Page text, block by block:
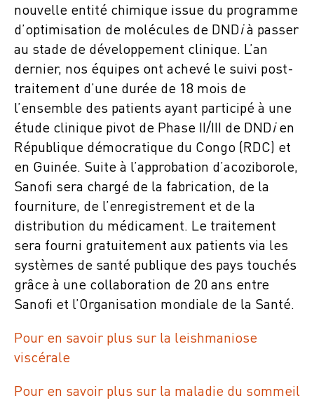
nouvelle entité chimique issue du programme
d’optimisation de molécules de DNDià passer
au stade de développement clinique. L’an
dernier, nos équipes ont achevé le suivi post-
traitement d’une durée de 18 mois de
l’ensemble des patients ayant participé à une
étude clinique pivot de Phase II/III de DNDien
République démocratique du Congo (RDC) et
en Guinée. Suite à l’approbation d’acoziborole,
Sanofi sera chargé de la fabrication, de la
fourniture, de l’enregistrement et de la
distribution du médicament. Le traitement
sera fourni gratuitement aux patients via les
systèmes de santé publique des pays touchés
grâce à une collaboration de 20 ans entre
Sanofi et l’Organisation mondiale de la Santé.
Pour en savoir plus sur la leishmaniose
viscérale
Pour en savoir plus sur la maladie du sommeil